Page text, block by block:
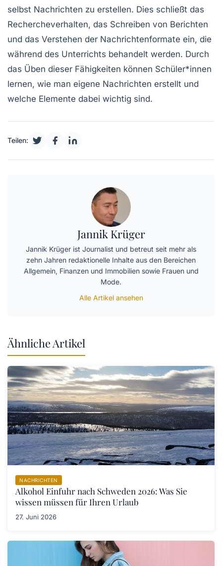
selbst Nachrichten zu erstellen. Dies schließt das
Rechercheverhalten, das Schreiben von Berichten
und das Verstehen der Nachrichtenformate ein, die
während des Unterrichts behandelt werden. Durch
das Üben dieser Fähigkeiten können Schüler*innen
lernen, wie man eigene Nachrichten erstellt und
welche Elemente dabei wichtig sind.
Teilen:
Jannik Krüger
Jannik Krüger ist Journalist und betreut seit mehr als
zehn Jahren redaktionelle Inhalte aus den Bereichen
Allgemein, Finanzen und Immobilien sowie Frauen und
Mode.
Alle Artikel ansehen
Ähnliche Artikel
NACHRICHTEN
Alkohol Einfuhr nach Schweden 2026: Was Sie
wissen müssen für Ihren Urlaub
27. Juni 2026